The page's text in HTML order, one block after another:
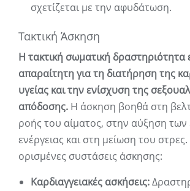
σχετίζεται με την αφυδάτωση.
Τακτική Άσκηση
Η τακτική σωματική δραστηριότητα
απαραίτητη για τη διατήρηση της
υγείας και την ενίσχυση της
απόδοσης. Η άσκηση βοηθά στη
ροής του αίματος, στην αύξηση των
ενέργειας και στη μείωση του
ορισμένες συστάσεις άσκησης:
Καρδιαγγειακές ασκήσεις: